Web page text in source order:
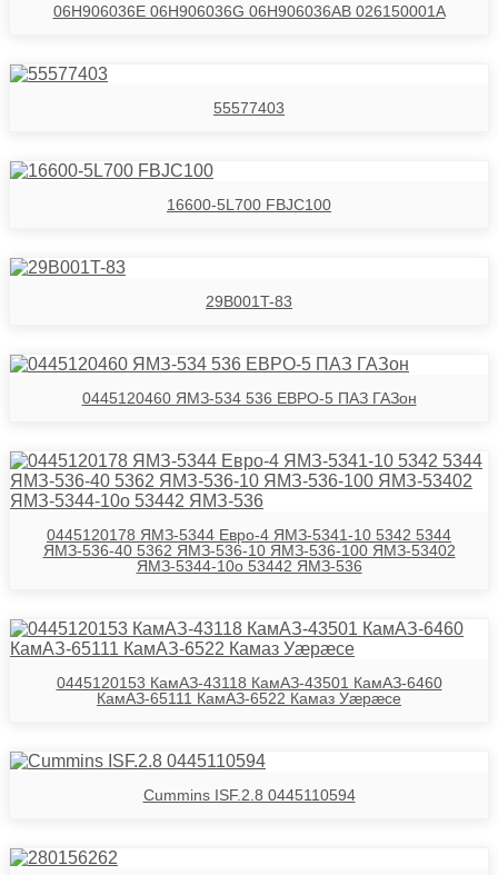
06H906036E 06H906036G 06H906036AB 026150001A
55577403
16600-5L700 FBJC100
29B001T-83
0445120460 ЯМЗ-534 536 ЕВРО-5 ПАЗ ГАЗон
0445120178 ЯМЗ-5344 Евро-4 ЯМЗ-5341-10 5342 5344
ЯМЗ-536-40 5362 ЯМЗ-536-10 ЯМЗ-536-100 ЯМЗ-53402
ЯМЗ-5344-10о 53442 ЯМЗ-536
0445120153 КамАЗ-43118 КамАЗ-43501 КамАЗ-6460
КамАЗ-65111 КамАЗ-6522 Камаз Уӕрӕсе
Cummins ISF.2.8 0445110594